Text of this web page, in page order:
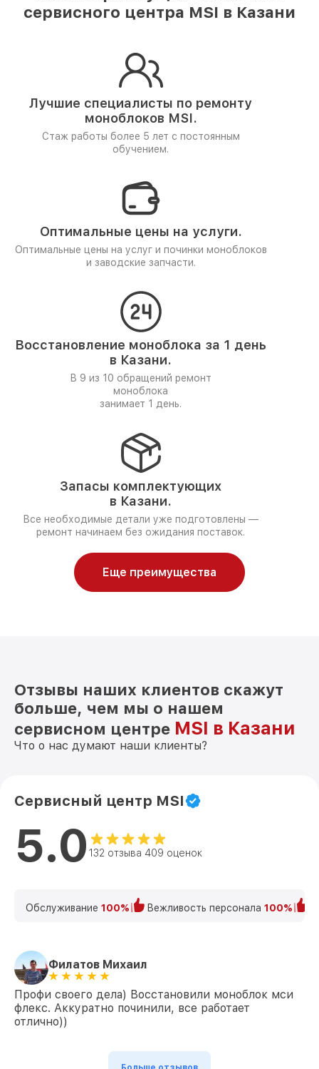
сервисного центра MSI в Казани
Лучшие специалисты по ремонту
моноблоков MSI.
Стаж работы более 5 лет с постоянным
обучением.
Оптимальные цены на услуги.
Оптимальные цены на услуг и починки моноблоков
и заводские запчасти.
Восстановление моноблока за 1 день
в Казани.
В 9 из 10 обращений ремонт
моноблока
занимает 1 день.
Запасы комплектующих
в Казани.
Все необходимые детали уже подготовлены —
ремонт начинаем без ожидания поставок.
Еще преимущества
Отзывы наших клиентов скажут
больше, чем мы о нашем
сервисном центре MSI в Казани
Что о нас думают наши клиенты?
Сервисный центр MSI
5.0 132 отзыва 409 оценок
Обслуживание 100% Вежливость персонала 100%
Филатов Михаил
Профи своего дела) Восстановили моноблок мси
флекс. Аккуратно починили, все работает
отлично))